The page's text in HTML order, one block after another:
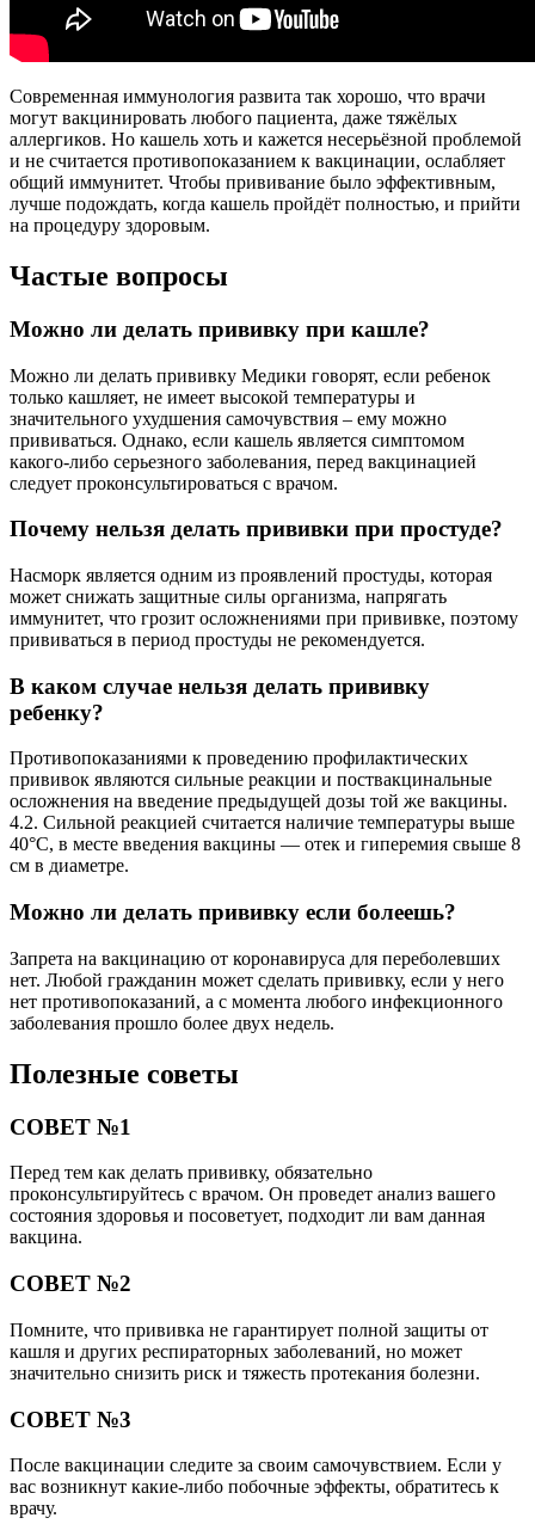
Современная иммунология развита так хорошо, что врачи
могут вакцинировать любого пациента, даже тяжёлых
аллергиков. Но кашель хоть и кажется несерьёзной проблемой
и не считается противопоказанием к вакцинации, ослабляет
общий иммунитет. Чтобы прививание было эффективным,
лучше подождать, когда кашель пройдёт полностью, и прийти
на процедуру здоровым.
Частые вопросы
Можно ли делать прививку при кашле?
Можно ли делать прививку Медики говорят, если ребенок
только кашляет, не имеет высокой температуры и
значительного ухудшения самочувствия – ему можно
прививаться. Однако, если кашель является симптомом
какого-либо серьезного заболевания, перед вакцинацией
следует проконсультироваться с врачом.
Почему нельзя делать прививки при простуде?
Насморк является одним из проявлений простуды, которая
может снижать защитные силы организма, напрягать
иммунитет, что грозит осложнениями при прививке, поэтому
прививаться в период простуды не рекомендуется.
В каком случае нельзя делать прививку
ребенку?
Противопоказаниями к проведению профилактических
прививок являются сильные реакции и поствакцинальные
осложнения на введение предыдущей дозы той же вакцины.
4.2. Сильной реакцией считается наличие температуры выше
40°С, в месте введения вакцины — отек и гиперемия свыше 8
см в диаметре.
Можно ли делать прививку если болеешь?
Запрета на вакцинацию от коронавируса для переболевших
нет. Любой гражданин может сделать прививку, если у него
нет противопоказаний, а с момента любого инфекционного
заболевания прошло более двух недель.
Полезные советы
СОВЕТ №1
Перед тем как делать прививку, обязательно
проконсультируйтесь с врачом. Он проведет анализ вашего
состояния здоровья и посоветует, подходит ли вам данная
вакцина.
СОВЕТ №2
Помните, что прививка не гарантирует полной защиты от
кашля и других респираторных заболеваний, но может
значительно снизить риск и тяжесть протекания болезни.
СОВЕТ №3
После вакцинации следите за своим самочувствием. Если у
вас возникнут какие-либо побочные эффекты, обратитесь к
врачу.